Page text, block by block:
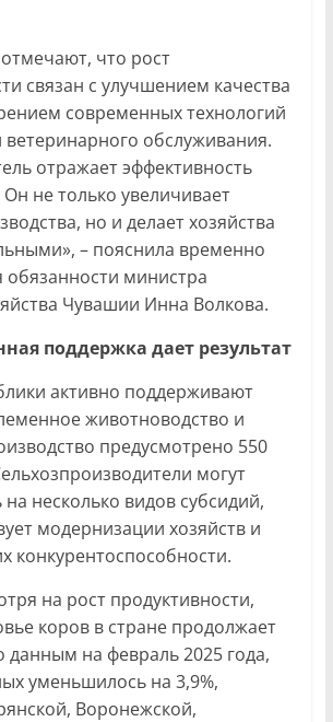
что рост
связан с улучшением качества
современных технологий
обслуживания.
отражает эффективность
Он не только увеличивает
но и делает хозяйства
– пояснила временно
министра
Чувашии Инна Волкова.
поддержка дает результат
активно поддерживают
животноводство и
предусмотрено 550
могут
несколько видов субсидий,
модернизации хозяйств и
конкурентоспособности.
на рост продуктивности,
коров в стране продолжает
данным на февраль 2025 года,
уменьшилось на 3,9%,
Воронежской,